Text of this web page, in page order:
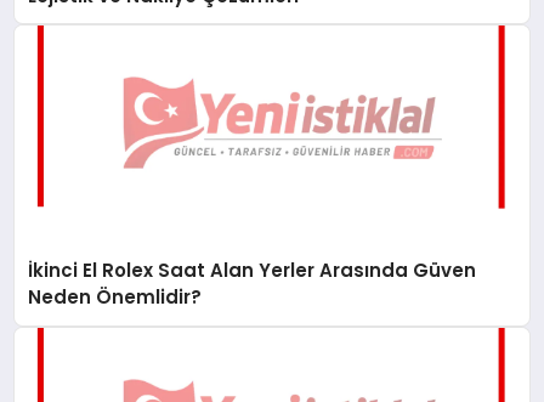
İkinci El Rolex Saat Alan Yerler Arasında Güven
Neden Önemlidir?